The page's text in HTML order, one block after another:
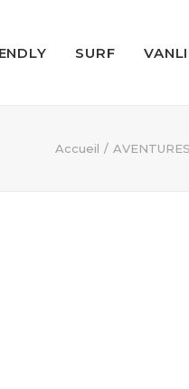
SURF
Accueil AVENTURES